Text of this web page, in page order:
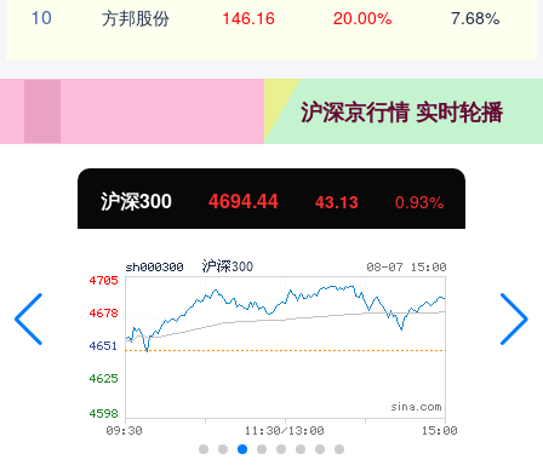
10 方邦股份 146.16 20.00% 7.68%
沪深京行情 实时轮播
北证50 1134.24 11.37 1.01%